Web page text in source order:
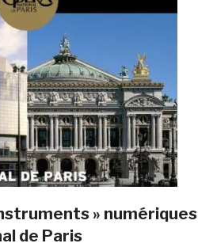
» numériques
de Paris